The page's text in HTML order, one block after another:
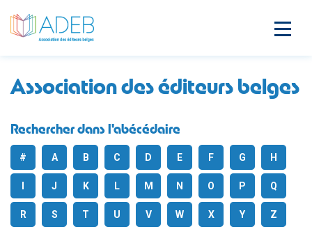
Association des éditeurs belges
Rechercher dans l'abécédaire
# A B C D E F G H
J K L M N O P Q
R S T U V W X Y Z